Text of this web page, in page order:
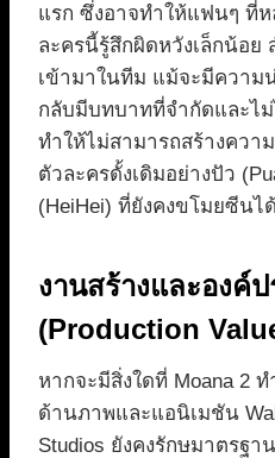
แรก ซึ่งอาจทำให้แฟนๆ ที่ห
ละครนี้รู้สึกผิดหวังเล็กน้อย
เข้ามาในทีม แม้จะมีความ
กลับมีบทบาทที่จำกัดและไ
ทำให้ไม่สามารถสร้างควา
ตัวละครดั้งเดิมอย่างปัว
(HeiHei) ที่ยังคงขโมยซีนไ
งานสร้างและองค์
(Production
หากจะมีสิ่งใดที่ Moana 2
ด้านภาพและแอนิเมชัน
Studios ยังคงรักษมาตรฐ